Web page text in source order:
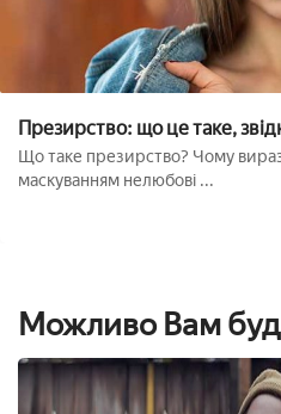
Презирство: що це таке,
небезпечно??
Що таке презирство? Чому
маскуванням нелюбові ...
Можливо Вам